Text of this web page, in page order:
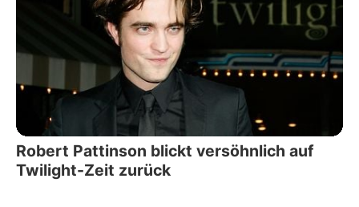
Robert Pattinson blickt versöhnlich auf
Twilight-Zeit zurück